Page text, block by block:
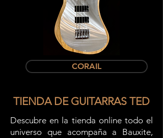
CORAIL
TIENDA DE GUITARRAS TED
Descubre en la tienda online todo el
universo que acompaña a Bauxite,